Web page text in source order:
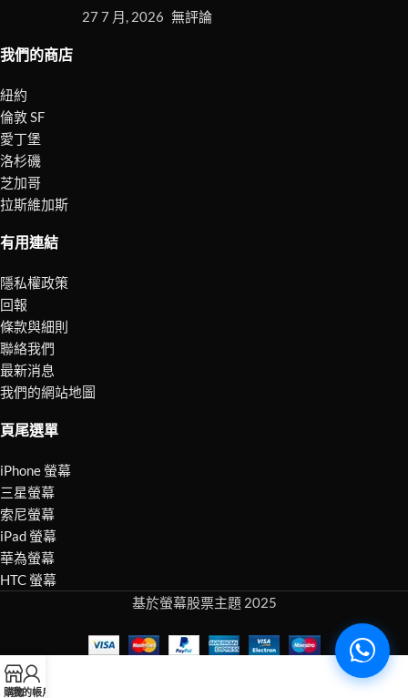
27 7 月, 2026 無評論
我們的商店
紐約
倫敦 SF
愛丁堡
洛杉磯
芝加哥
拉斯維加斯
有用連結
隱私權政策
回報
條款與細則
聯絡我們
最新消息
我們的網站地圖
頁尾選單
iPhone 螢幕
三星螢幕
索尼螢幕
iPad 螢幕
華為螢幕
HTC 螢幕
基於螢幕股票主題 2025
購物
我的帳戶